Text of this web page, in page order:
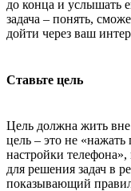
до конца и услышать
задача – понять,
дойти через ваш
Ставьте цель
Цель должна жить
цель – это не
настройки
для решения задач в
показывающий